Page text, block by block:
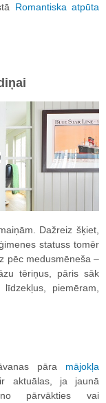
Romantiska atpūta
Dažreiz šķiet,
statuss tomēr
pēc medusmēneša –
tēriņus, pāris sāk
piemēram,
pāra mājokļa
aktuālas, ja jaunā
pārvākties vai